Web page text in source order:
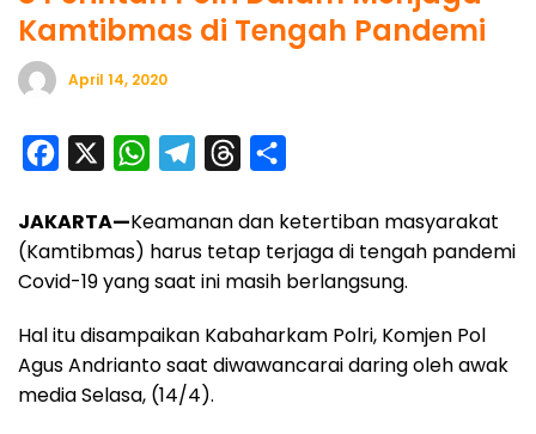
Kamtibmas di Tengah Pandemi
April 14, 2020
c
e
b
o
o
k
W
a
t
s
A
p
p
l
e
g
r
a
m
r
e
a
d
s
a
r
e
JAKARTA—Keamanan dan ketertiban masyarakat
(Kamtibmas) harus tetap terjaga di tengah pandemi
Covid-19 yang saat ini masih berlangsung.
Hal itu disampaikan Kabaharkam Polri, Komjen Pol
Agus Andrianto saat diwawancarai daring oleh awak
media Selasa, (14/4).